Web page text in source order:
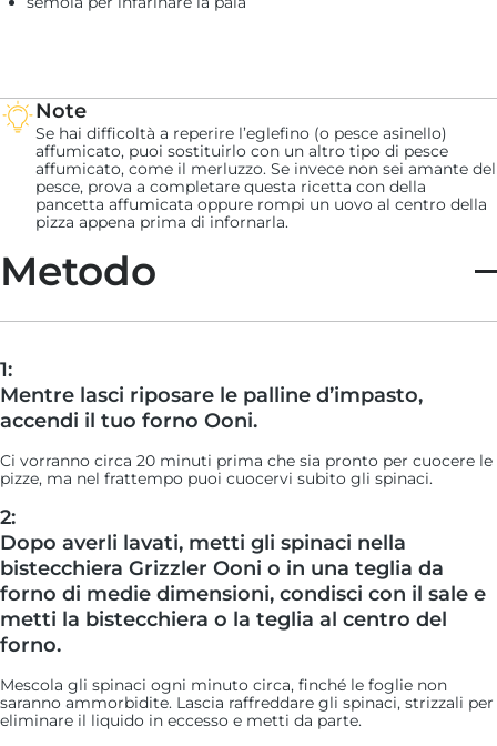
Note
Se hai difficoltà a reperire l’eglefino (o pesce asinello)
affumicato, puoi sostituirlo con un altro tipo di pesce
affumicato, come il merluzzo. Se invece non sei amante del
pesce, prova a completare questa ricetta con della
pancetta affumicata oppure rompi un uovo al centro della
pizza appena prima di infornarla.
Metodo
1:
Mentre lasci riposare le palline d’impasto,
accendi il tuo forno Ooni.
Ci vorranno circa 20 minuti prima che sia pronto per cuocere le
pizze, ma nel frattempo puoi cuocervi subito gli spinaci.
2:
Dopo averli lavati, metti gli spinaci nella
bistecchiera Grizzler Ooni o in una teglia da
forno di medie dimensioni, condisci con il sale e
metti la bistecchiera o la teglia al centro del
forno.
Mescola gli spinaci ogni minuto circa, finché le foglie non
saranno ammorbidite. Lascia raffreddare gli spinaci, strizzali per
eliminare il liquido in eccesso e metti da parte.